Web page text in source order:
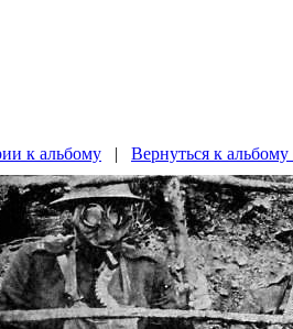
к альбому | Вернуться к